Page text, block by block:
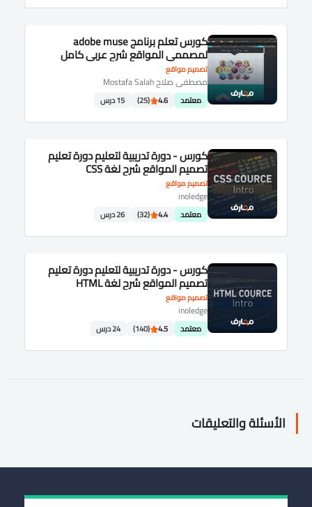
تصميم مواقع
كورس تعلم برنامج adobe muse
لمصممى المواقع شرح عربى كامل
مصطفى صلاح Mostafa Salah
معتمد 4.6
(25) 15 درس
تصميم مواقع
كورس - دورة تدريبية لتعليم دورة تعليم
تصميم المواقع شرح لغة CSS
inoledge
معتمد 4.4
(32) 26 درس
تصميم مواقع
كورس - دورة تدريبية لتعليم دورة تعليم
تصميم المواقع شرح لغة HTML
inoledge
معتمد 4.5
(140) 24 درس
الأسئلة والتعليقات